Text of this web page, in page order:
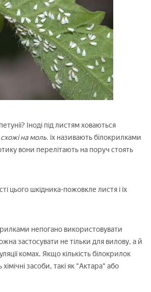
Іноді під листям ховаються
схожі на моль.їх називають білокрилками
вони перелітають на поруч стоять
цього шкідника-пожовкле листя і їх
непогано використовувати
застосувати не тільки для вилову, а й
комах. Якщо кількість білокрилок
засоби, такі як "Актара" або